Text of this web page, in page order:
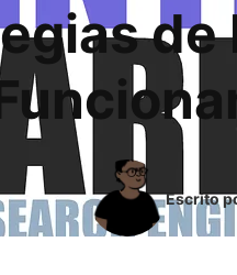
Escrito